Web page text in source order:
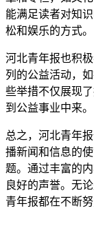
能满足读者对知
松和娱乐的方式。
河北青年报也积
列的公益活动，
些举措不仅展现
到公益事业中来。
总之，河北青年
播新闻和信息的
题。通过丰富的
良好的声誉。无
青年报都在不断